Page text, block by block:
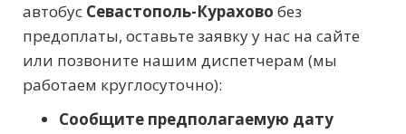
автобус Севастополь-Курахово без
предоплаты, оставьте заявку у нас на сайте
или позвоните нашим диспетчерам (мы
работаем круглосуточно):
Сообщите предполагаемую дату